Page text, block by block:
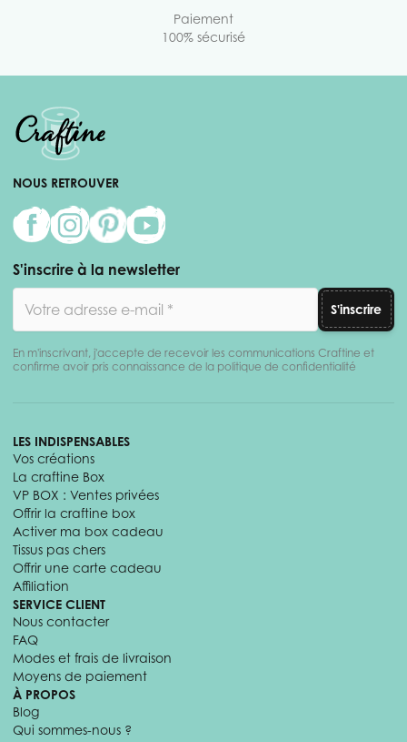
Paiement
100% sécurisé
NOUS RETROUVER
S'inscrire à la newsletter
S'inscrire
En m'inscrivant, j'accepte de recevoir les communications Craftine et
confirme avoir pris connaissance de la politique de confidentialité
LES INDISPENSABLES
Vos créations
La craftine Box
VP BOX : Ventes privées
Offrir la craftine box
Activer ma box cadeau
Tissus pas chers
Offrir une carte cadeau
Affiliation
SERVICE CLIENT
Nous contacter
FAQ
Modes et frais de livraison
Moyens de paiement
À PROPOS
Blog
Qui sommes-nous ?